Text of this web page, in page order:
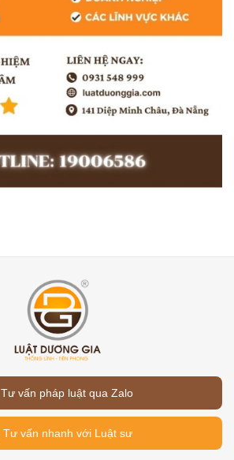
Tư vấn pháp luật qua Zalo
Tư vấn nhanh với Luật sư